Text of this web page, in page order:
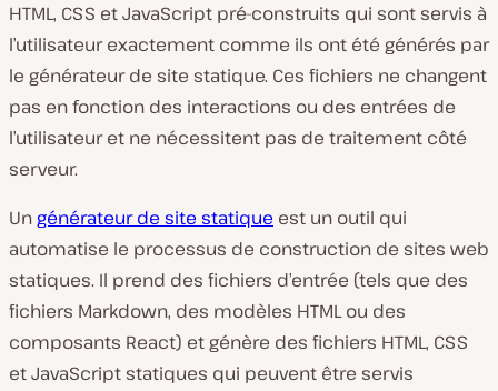
HTML, CSS et JavaScript pré-construits qui sont servis à
l’utilisateur exactement comme ils ont été générés par
le générateur de site statique. Ces fichiers ne changent
pas en fonction des interactions ou des entrées de
l’utilisateur et ne nécessitent pas de traitement côté
serveur.
Ungénérateur de site statique est un outil qui
automatise le processus de construction de sites web
statiques. Il prend des fichiers d’entrée (tels que des
fichiers Markdown, des modèles HTML ou des
composants React) et génère des fichiers HTML, CSS
et JavaScript statiques qui peuvent être servis